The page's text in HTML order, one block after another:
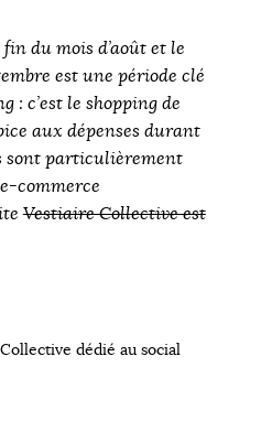
du mois d’août et le
est une période clé
: c’est le shopping de
aux dépenses durant
sont particulièrement
commerce
Vestiaire Collective est
dédié au social